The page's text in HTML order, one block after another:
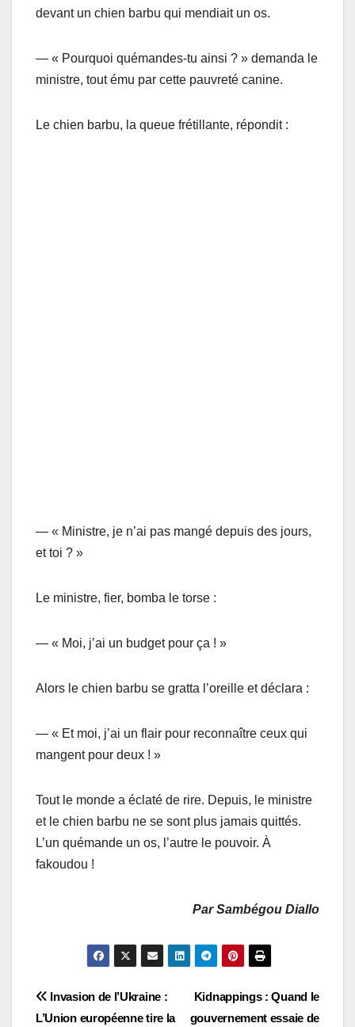
devant un chien barbu qui mendiait un os.
— « Pourquoi quémandes-tu ainsi ? » demanda le
ministre, tout ému par cette pauvreté canine.
Le chien barbu, la queue frétillante, répondit :
— « Ministre, je n’ai pas mangé depuis des jours,
et toi ? »
Le ministre, fier, bomba le torse :
— « Moi, j’ai un budget pour ça ! »
Alors le chien barbu se gratta l’oreille et déclara :
— « Et moi, j’ai un flair pour reconnaître ceux qui
mangent pour deux ! »
Tout le monde a éclaté de rire. Depuis, le ministre
et le chien barbu ne se sont plus jamais quittés.
L’un quémande un os, l’autre le pouvoir. À
fakoudou !
Par Sambégou Diallo
Navigation
Kidnappings : Quand le
gouvernement essaie de
Invasion de l’Ukraine :
L’Union européenne tire la